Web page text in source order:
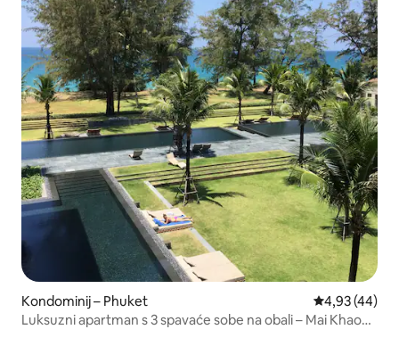
Kondominij – Phuket Prosječna
4,93 (44)
Luksuzni apartman s 3 spavaće sobe na obali – Mai Khao